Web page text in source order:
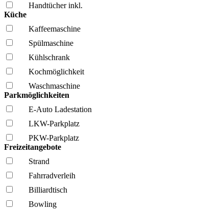
Handtücher inkl.
Küche
Kaffee­maschine
Spül­maschine
Kühl­schrank
Kochmöglich­keit
Wasch­maschine
Parkmöglichkeiten
E-Auto Ladestation
LKW-Parkplatz
PKW-Parkplatz
Freizeitangebote
Strand
Fahrrad­verleih
Billiardtisch
Bowling